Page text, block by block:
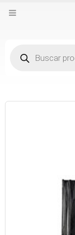
produtos